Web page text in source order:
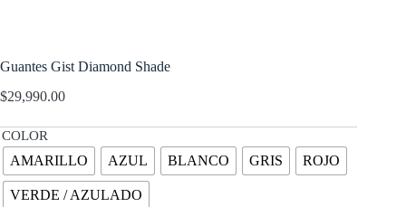
Guantes Gist Diamond Shade
$29,990.00
COLOR
AMARILLO AZUL BLANCO GRIS ROJO
VERDE / AZULADO